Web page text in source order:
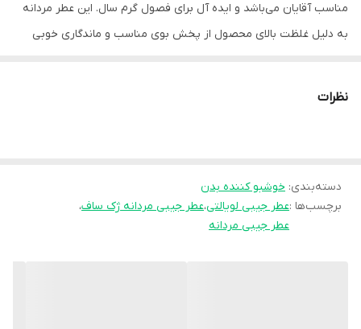
مناسب آقایان می‌باشد و ایده آل برای فصول گرم سال. این عطر مردانه
به دلیل غلظت بالای محصول از پخش بوی مناسب و ماندگاری خوبی
نظرات
دسته‌بندی: خوشبو کننده بدن
برچسب‌ها :عطر جیبی لویالتی،عطر جیبی مردانه ژک ساف،
عطر جیبی مردانه